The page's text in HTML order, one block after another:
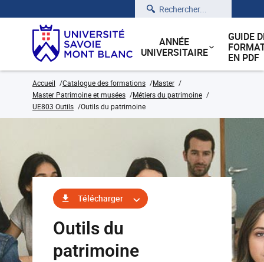
Rechercher
ANNÉE
UNIVERSITAIRE
GUIDE
EN PDF
Accueil Catalogue des formations
Master
Master Patrimoine et musées
Métiers du patrimoine
UE803 Outils
Outils du patrimoine
Télécharger
Outils du
patrimoine